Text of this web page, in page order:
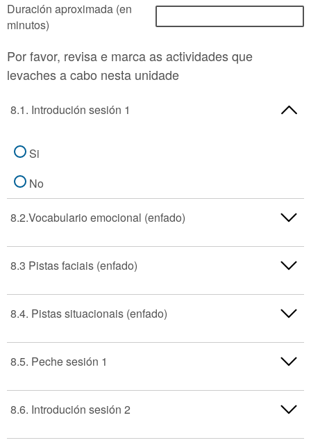
Duración aproximada (en
minutos)
Por favor, revisa e marca as actividades que
levaches a cabo nesta unidade
8.1. Introdución sesión 1
Si
No
8.2.Vocabulario emocional (enfado)
Si
No
8.3 Pistas faciais (enfado)
Si
No
8.4. Pistas situacionais (enfado)
Si
No
8.5. Peche sesión 1
Si
No
8.6. Introdución sesión 2